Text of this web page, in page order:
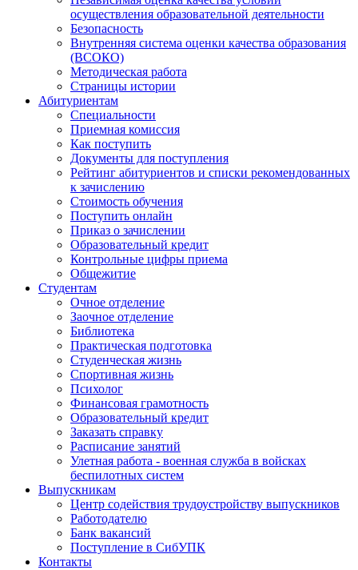
осуществления образовательной деятельности
Безопасность
Внутренняя система оценки качества образования
(ВСОКО)
Методическая работа
Страницы истории
Абитуриентам
Специальности
Приемная комиссия
Как поступить
Документы для поступления
Рейтинг абитуриентов и списки рекомендованных
к зачислению
Стоимость обучения
Поступить онлайн
Приказ о зачислении
Образовательный кредит
Контрольные цифры приема
Общежитие
Студентам
Очное отделение
Заочное отделение
Библиотека
Практическая подготовка
Студенческая жизнь
Спортивная жизнь
Психолог
Финансовая грамотность
Образовательный кредит
Заказать справку
Расписание занятий
Улетная работа - военная служба в войсках
беспилотных систем
Выпускникам
Центр содействия трудоустройству выпускников
Работодателю
Банк вакансий
Поступление в СибУПК
Контакты